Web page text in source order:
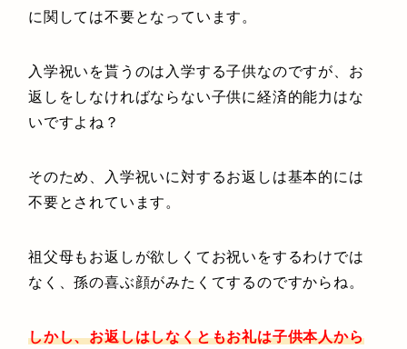
に関しては不要となっています。
入学祝いを貰うのは入学する子供なのですが、お
返しをしなければならない子供に経済的能力はな
いですよね？
そのため、入学祝いに対するお返しは基本的には
不要とされています。
祖父母もお返しが欲しくてお祝いをするわけでは
なく、孫の喜ぶ顔がみたくてするのですからね。
しかし、お返しはしなくともお礼は子供本人から